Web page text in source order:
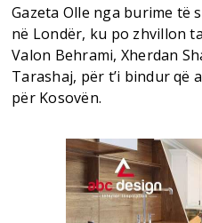
Gazeta Olle nga burime të
në Londër, ku po zhvillon
Valon Behrami, Xherdan
Tarashaj, për t’i bindur që
për Kosovën.